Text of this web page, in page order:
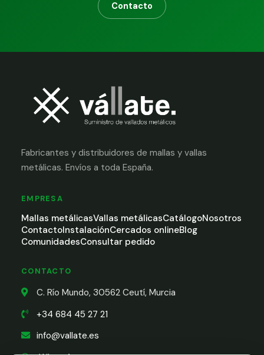
Contacto
Fabricantes y distribuidores de mallas y vallas
metálicas. Envíos a toda España.
EMPRESA
Mallas metálicasVallas metálicasCatálogoNosotros
ContactoInstalaciónCercados onlineBlog
ComunidadesConsultar pedido
CONTACTO
C. Río Mundo, 30562 Ceutí, Murcia
+34 684 45 27 21
info@vallate.es